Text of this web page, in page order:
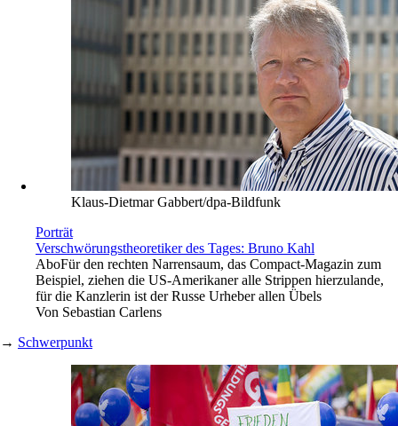
Klaus-Dietmar Gabbert/dpa-Bildfunk
Porträt
Verschwörungstheoretiker des Tages: Bruno Kahl
AboFür den rechten Narrensaum, das Compact-Magazin zum
Beispiel, ziehen die US-Amerikaner alle Strippen hierzulande,
für die Kanzlerin ist der Russe Urheber allen Übels
Von Sebastian Carlens
→ Schwerpunkt